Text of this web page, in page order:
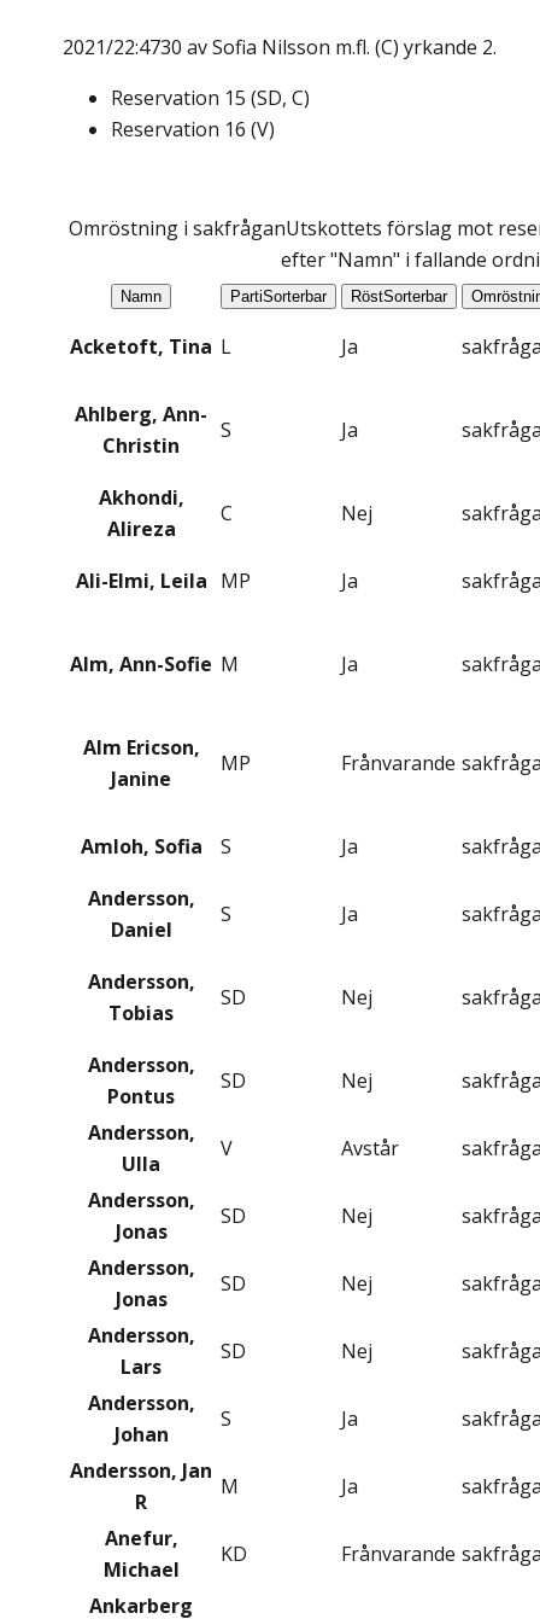
2021/22:4730 av Sofia Nilsson m.fl. (C) yrkande 2.
Reservation 15 (SD, C)
Reservation 16 (V)
Omröstning i sakfråganUtskottets förslag mot
efter "Namn" i fallande
Namn PartiSorterbar RöstSorterbar
Acketoft, Tina L Ja
Ahlberg, Ann-
Christin
S Ja
Akhondi,
Alireza
C Nej
Ali-Elmi, Leila MP Ja
Alm, Ann-Sofie M Ja
Alm Ericson,
Janine
MP Frånvarande
Amloh, Sofia S Ja
Andersson,
Daniel
S Ja
Andersson,
Tobias
SD Nej
Andersson,
Pontus
SD Nej
Andersson,
Ulla
V Avstår
Andersson,
Jonas
SD Nej
Andersson,
Jonas
SD Nej
Andersson,
Lars
SD Nej
Andersson,
Johan
S Ja
Andersson, Jan
R
M Ja
Anefur,
Michael
KD Frånvarande
Ankarberg